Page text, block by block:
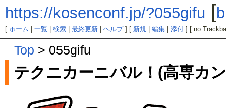
https://kosenconf.jp/?055gifu [
[ ホーム 一覧 検索| 最終更新| ヘルプ] [ 新規| 編集| 添付] [ no
Top > 055gifu
テクニカーニバル！(高専カ